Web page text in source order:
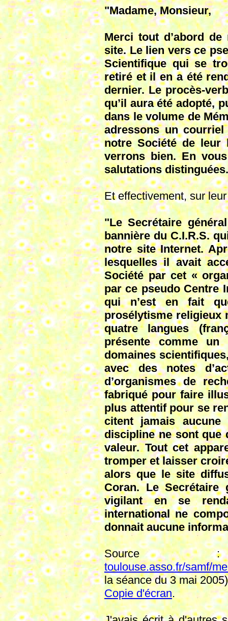
"Madame, Monsieur,
Merci tout d’abord
site. Le lien vers ce
Scientifique qui se
retiré et il en a été
dernier. Le procès-
qu’il aura été adopté,
dans le volume de
adressons un
notre Société de
verrons bien. En
salutations
Et effectivement, sur
"Le Secrétaire
bannière du C.I.R.S.
notre site Internet.
lesquelles il avait
Société par cet «
par ce pseudo Centre
qui n’est en fait
prosélytisme religieux
quatre langues
présente comme un
domaines
avec des notes
d’organismes de
fabriqué pour faire
plus attentif pour se
citent jamais
discipline ne sont que
valeur. Tout cet
tromper et laisser
alors que le site
Coran. Le Secrétaire
vigilant en se
international ne
donnait aucune
toulouse.asso.fr/samf/
la séance du 3 mai
Copie d'écran.